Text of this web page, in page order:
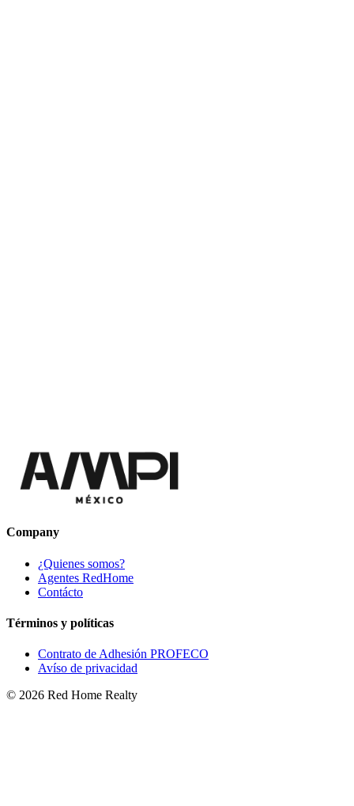
Company
¿Quienes somos?
Agentes RedHome
Contácto
Términos y políticas
Contrato de Adhesión PROFECO
Avíso de privacidad
© 2026 Red Home Realty